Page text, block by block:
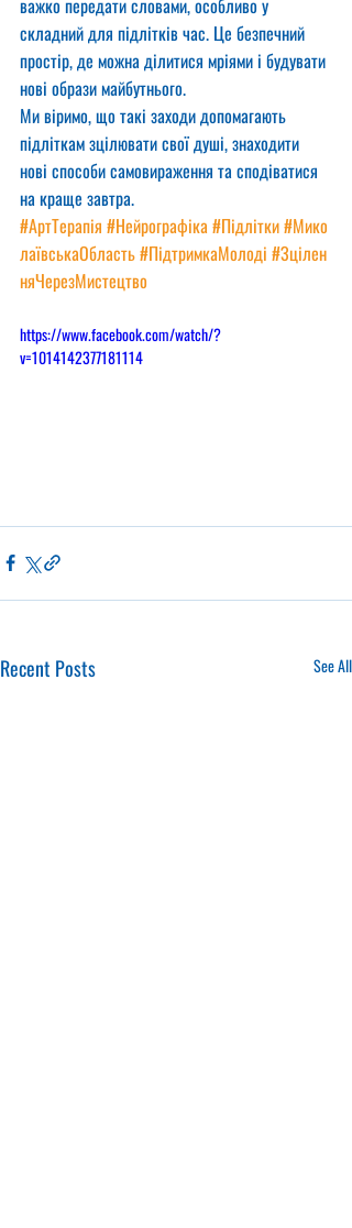
важко передати словами, особливо у
складний для підлітків час. Це безпечний
простір, де можна ділитися мріями і будувати
нові образи майбутнього.
Ми віримо, що такі заходи допомагають
підліткам зцілювати свої душі, знаходити
нові способи самовираження та сподіватися
на краще завтра.
#АртТерапія #Нейрографіка#Підлітки#Мико
лаївськаОбласть#ПідтримкаМолоді #Зцілен
няЧерезМистецтво
https://www.facebook.com/watch/?
v=1014142377181114
Recent Posts See All